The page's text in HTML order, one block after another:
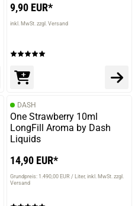
9,90 EUR*
inkl. MwSt. zzgl. Versand
DASH
One Strawberry 10ml
LongFill Aroma by Dash
Liquids
14,90 EUR*
Grundpreis: 1.490,00 EUR / Liter inkl. MwSt. zzgl.
Versand